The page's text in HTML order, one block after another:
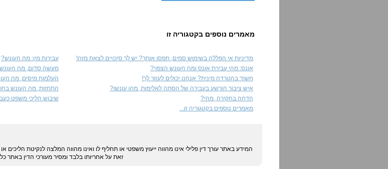
מאמרים נוספים בקטגוריה זו
מדיניות אי הפללה בשימוש סמים, תפסו אותך? יש לך סיכויים לצאת מזה!
עבירות מין: מה העונש?
אונס: מהי עבירת אונס ומה העונש הצפוי?
מעשה סדום, מה העונש
חשוד בהטרדה מינית? אנחנו יכולים לעזור לך!
העלמות מיסים, מה
איש ציבור הורשע בעבירה של הסתה לאלימות, מהו עונשו?
התחזות, מה העונש
הדחה בחקירה, מהי?
שיבוש הליכי משפט
מאמרים נוספים בקטגוריה זו...
המידע באתר עורך דין פלילי אינו מהווה ייעוץ משפטי או תחליף לו ואינו מהווה המלצה לנקיטת
זאת על אחריותו בלבד ומסיר מעורכי הדין באתר